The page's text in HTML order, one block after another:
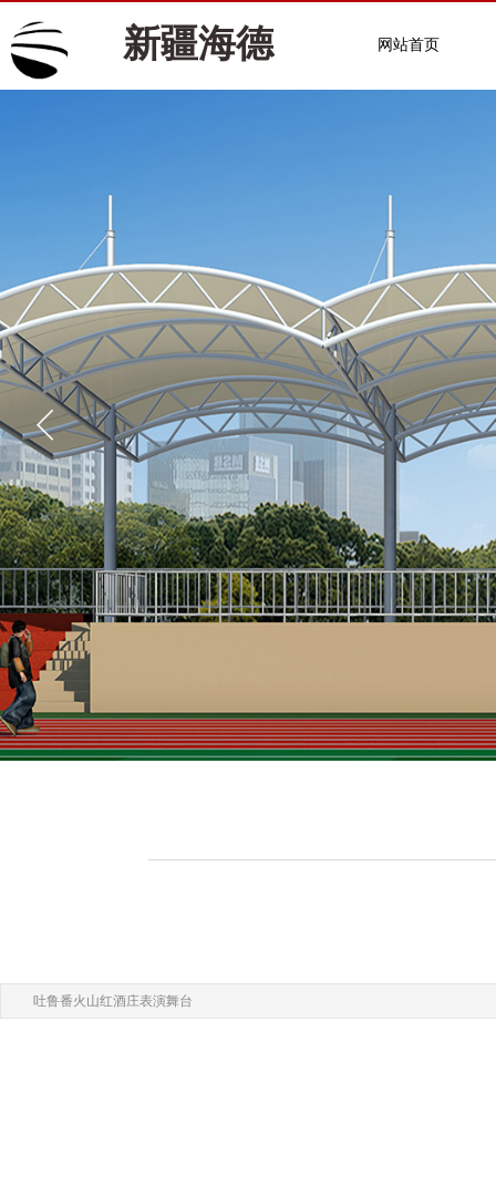
新疆海德 网站首页
吐鲁番火山红酒庄表演舞台